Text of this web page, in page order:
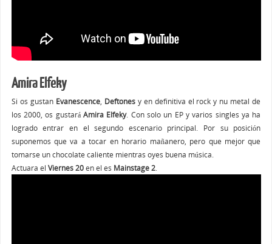
Amira Elfeky
Si os gustan Evanescence, Deftonesy en definitiva el rock y nu metal de
los 2000, os gustará Amira Elfeky. Con solo un EP y varios singles ya ha
logrado entrar en el segundo escenario principal. Por su posición
suponemos que va a tocar en horario mañanero, pero que mejor que
tomarse un chocolate caliente mientras oyes buena música.
Actuara el Viernes 20en el es Mainstage 2.